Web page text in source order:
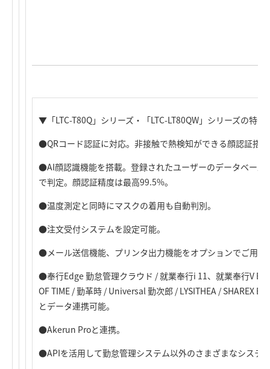
▼「LTC-T80Q」シリーズ・「LTC-LT80QW」シリーズの特長
●QRコード認証に対応。非接触で熱検知ができる顔認証搭
●AI顔認識機能を搭載。登録されたユーザーのデータベース
で判定。顔認証精度は最高99.5%。
●温度測定と同時にマスクの着用も自動判別。
●注文受付システムを設定可能。
●メール送信機能、プリンタ出力機能をオプションでご用意
●奉行Edge 勤怠管理クラウド / 就業奉行i 11、就業奉行V
OF TIME / 勤革時 / Universal 勤次郎 / LYSITHEA / SHAREX
とデータ連携可能。
●Akerun Proと連携。
●APIを活用して勤怠管理システム以外のさまざまなシステ